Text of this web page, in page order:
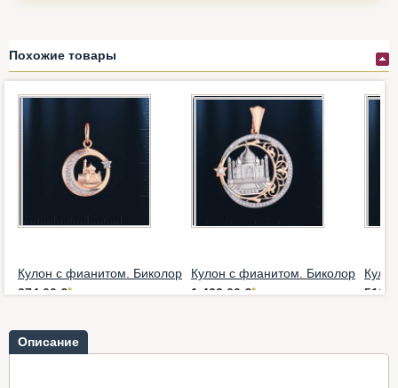
Похожие товары
Кулон с фианитом. Биколор
374,00 €*
Кулон с фианитом. Биколор
1.433,00 €*
Описание